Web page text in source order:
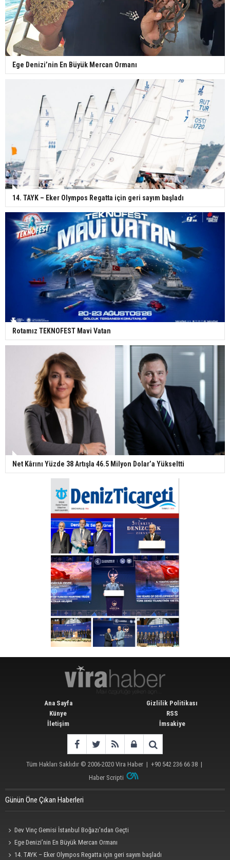
Ege Denizi’nin En Büyük Mercan Ormanı
14. TAYK – Eker Olympos Regatta için geri sayım başladı
Rotamız TEKNOFEST Mavi Vatan
Net Kârını Yüzde 38 Artışla 46.5 Milyon Dolar’a Yükseltti
Ana Sayfa
Künye
İletişim
Gizlilik Politikası
RSS
İmsakiye
Tüm Hakları Saklıdır © 2006-2020 Vira Haber | +90 542 236 66 38 |
Haber Scripti
Günün Öne Çıkan Haberleri
Dev Vinç Gemisi İstanbul Boğazı'ndan Geçti
Ege Denizi’nin En Büyük Mercan Ormanı
14. TAYK – Eker Olympos Regatta için geri sayım başladı